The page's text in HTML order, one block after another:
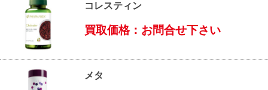
コレスティン
買取価格：お問合せ下さい
メタ